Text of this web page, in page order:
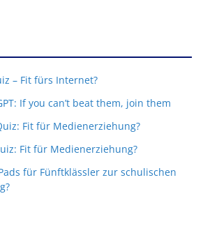
– Fit fürs Internet?
If you can’t beat them, join them
Fit für Medienerziehung?
Fit für Medienerziehung?
für Fünftklässler zur schulischen